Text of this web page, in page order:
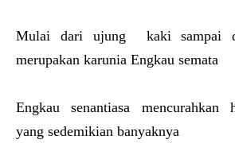
Mulai dari ujung kaki sampai
merupakan karunia Engkau semata
Engkau senantiasa mencurahkan
yang sedemikian banyaknya